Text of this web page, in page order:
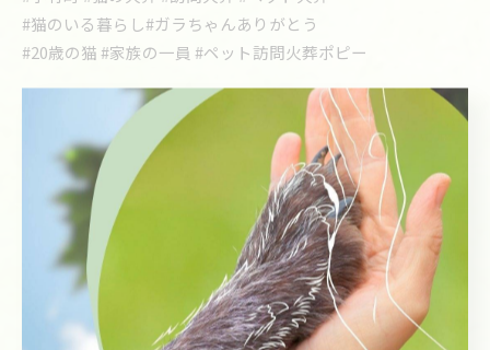
#猫のいる暮らし#ガラちゃんありがとう
#20歳の猫 #家族の一員 #ペット訪問火葬ポピー
< 前のページ 一覧に戻る 次のページ >
関連タグ